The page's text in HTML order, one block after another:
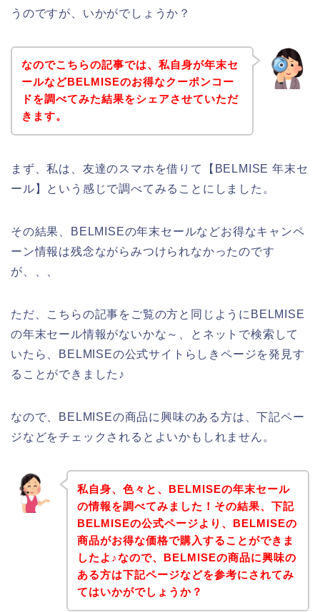
うのですが、いかがでしょうか？
なのでこちらの記事では、私自身が年末セ
ールなどBELMISEのお得なクーポンコー
ドを調べてみた結果をシェアさせていただ
きます。
まず、私は、友達のスマホを借りて【BELMISE 年末セ
ール】という感じで調べてみることにしました。
その結果、BELMISEの年末セールなどお得なキャンペ
ーン情報は残念ながらみつけられなかったのです
が、、、
ただ、こちらの記事をご覧の方と同じようにBELMISE
の年末セール情報がないかな～、とネットで検索して
いたら、BELMISEの公式サイトらしきページを発見す
ることができました♪
なので、BELMISEの商品に興味のある方は、下記ペー
ジなどをチェックされるとよいかもしれません。
私自身、色々と、BELMISEの年末セール
の情報を調べてみました！その結果、下記
BELMISEの公式ページより、BELMISEの
商品がお得な価格で購入することができま
したよ♪なので、BELMISEの商品に興味の
ある方は下記ページなどを参考にされてみ
てはいかがでしょうか？